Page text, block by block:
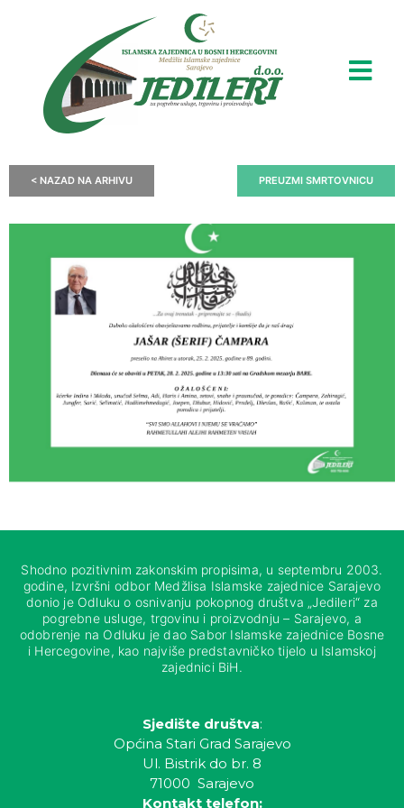
< NAZAD NA ARHIVU PREUZMI SMRTOVNICU
Shodno pozitivnim zakonskim propisima, u septembru 2003.
godine, Izvršni odbor Medžlisa Islamske zajednice Sarajevo
donio je Odluku o osnivanju pokopnog društva „Jedileri“ za
pogrebne usluge, trgovinu i proizvodnju – Sarajevo, a
odobrenje na Odluku je dao Sabor Islamske zajednice Bosne
i Hercegovine, kao najviše predstavničko tijelo u Islamskoj
zajednici BiH.
Sjedište društva:
Općina Stari Grad Sarajevo
Ul. Bistrik do br. 8
71000 Sarajevo
Kontakt telefon: